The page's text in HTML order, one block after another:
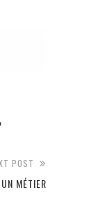
POST
MÉTIER